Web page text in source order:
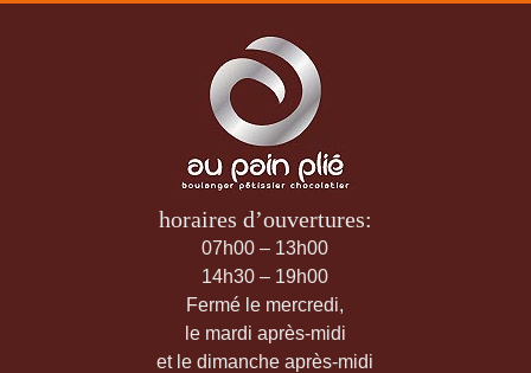
horaires d’ouvertures:
07h00 – 13h00
14h30 – 19h00
Fermé le mercredi,
le mardi après-midi
et le dimanche après-midi